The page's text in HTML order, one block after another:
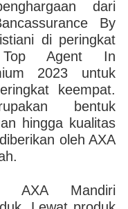
dari
By
di peringkat
Agent In
2023 untuk
keempat.
bentuk
hingga kualitas
oleh AXA
AXA Mandiri